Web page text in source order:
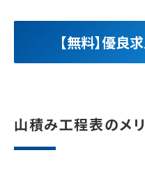
【無料】優良
山積み工程表のメ